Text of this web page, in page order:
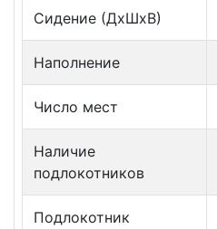
Сидение (ДxШxВ)
Наполнение
Число мест
Наличие
подлокотников
Подлокотник